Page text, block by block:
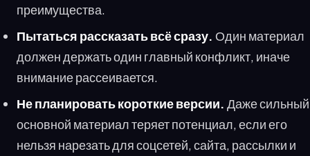
преимущества.
Пытаться рассказать всё сразу. Один материал
должен держать один главный конфликт, иначе
внимание рассеивается.
Не планировать короткие версии. Даже сильный
основной материал теряет потенциал, если его
нельзя нарезать для соцсетей, сайта, рассылки и